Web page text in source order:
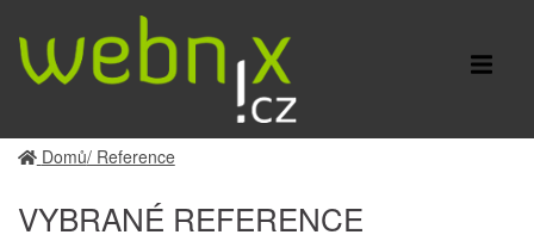
Domů/ Reference
VYBRANÉ REFERENCE